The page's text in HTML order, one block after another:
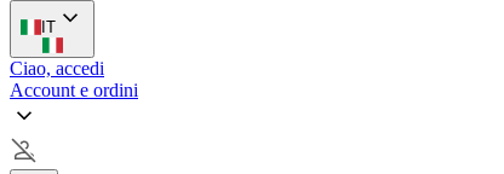
IT
Ciao, accedi
Account e ordini